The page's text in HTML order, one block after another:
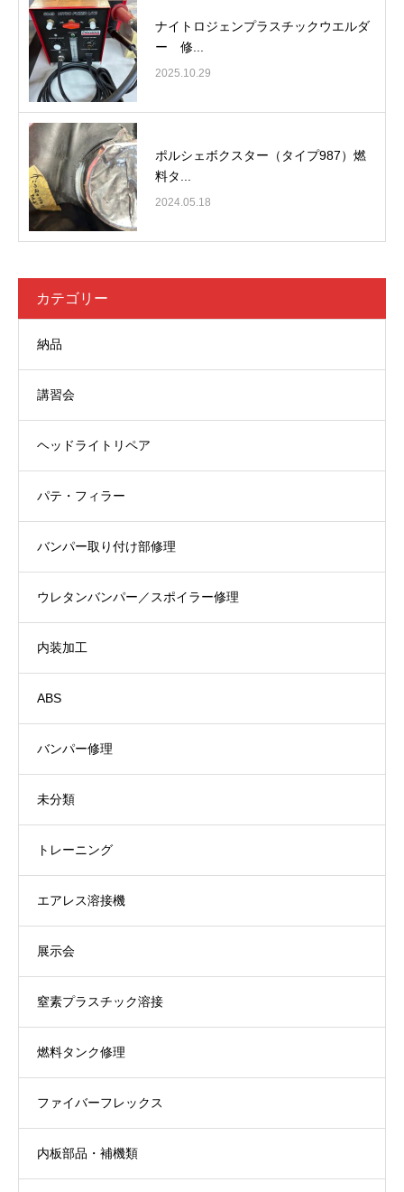
ナイトロジェンプラスチックウエルダ
ー 修...
2025.10.29
ポルシェボクスター（タイプ987）燃
料タ...
2024.05.18
カテゴリー
納品
講習会
ヘッドライトリペア
パテ・フィラー
バンパー取り付け部修理
ウレタンバンパー／スポイラー修理
内装加工
ABS
バンパー修理
未分類
トレーニング
エアレス溶接機
展示会
窒素プラスチック溶接
燃料タンク修理
ファイバーフレックス
内板部品・補機類